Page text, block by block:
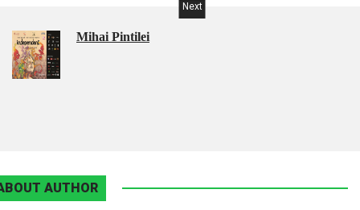
Next
Mihai Pintilei
AUTHOR